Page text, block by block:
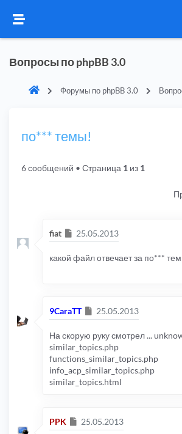
Вопросы по phpBB 3.0
Форумы по phpBB 3.0
по*** темы!
6 сообщений • Страница 1 из 1
fiat Сообщение
25.05.2013
какой файл отвечает за по***
9CaraTT Сообщение
25.05.2013
На скорую руку смотрел ...
similar_topics.php
functions_similar_topics.php
info_acp_similar_topics.php
similar_topics.html
PPK Сообщение
25.05.2013